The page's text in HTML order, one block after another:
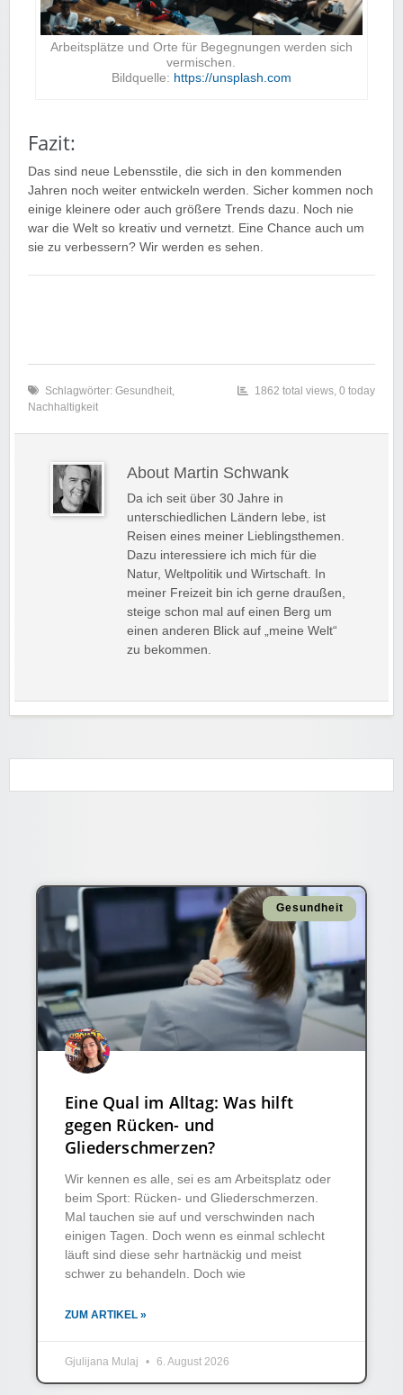
Arbeitsplätze und Orte für Begegnungen werden sich
vermischen.
Bildquelle: https://unsplash.com
Fazit:
Das sind neue Lebensstile, die sich in den kommenden
Jahren noch weiter entwickeln werden. Sicher kommen noch
einige kleinere oder auch größere Trends dazu. Noch nie
war die Welt so kreativ und vernetzt. Eine Chance auch um
sie zu verbessern? Wir werden es sehen.
Schlagwörter: Gesundheit,
Nachhaltigkeit
1862 total views, 0 today
About Martin Schwank
Da ich seit über 30 Jahre in
unterschiedlichen Ländern lebe, ist
Reisen eines meiner Lieblingsthemen.
Dazu interessiere ich mich für die
Natur, Weltpolitik und Wirtschaft. In
meiner Freizeit bin ich gerne draußen,
steige schon mal auf einen Berg um
einen anderen Blick auf „meine Welt“
zu bekommen.
Gesundheit
Eine Qual im Alltag: Was hilft
gegen Rücken- und
Gliederschmerzen?
Wir kennen es alle, sei es am Arbeitsplatz oder
beim Sport: Rücken- und Gliederschmerzen.
Mal tauchen sie auf und verschwinden nach
einigen Tagen. Doch wenn es einmal schlecht
läuft sind diese sehr hartnäckig und meist
schwer zu behandeln. Doch wie
ZUM ARTIKEL »
Gjulijana Mulaj 6. August 2026